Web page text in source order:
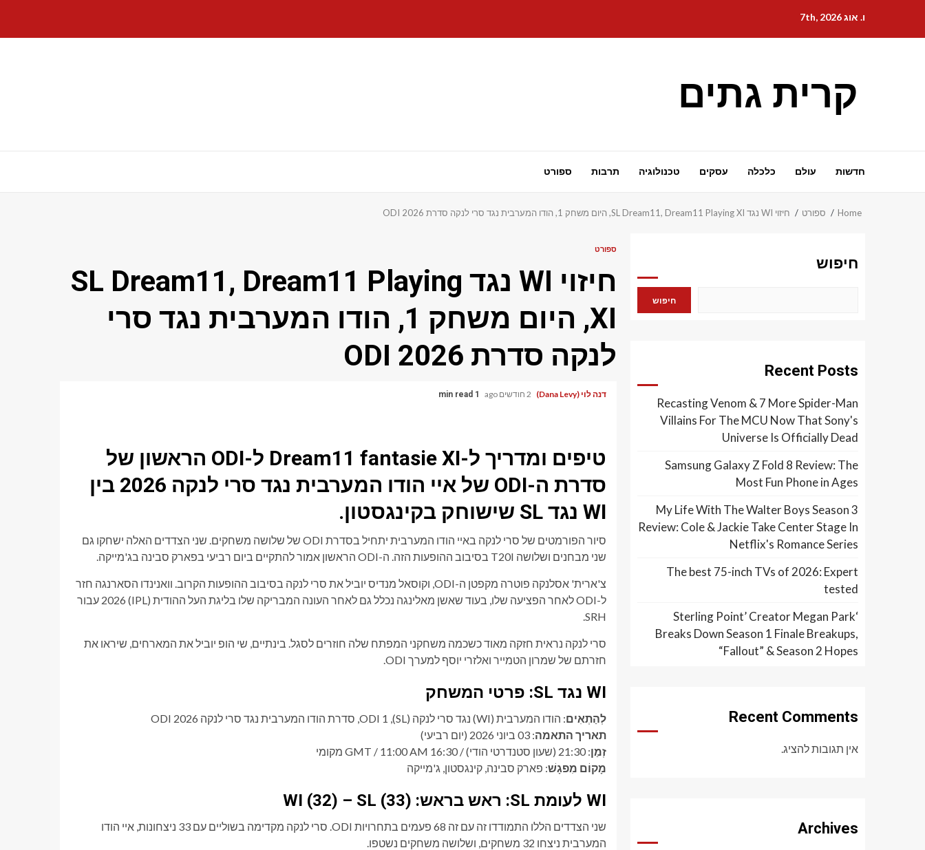
content
ו. אוג 7th, 2026
קרית גתים
חדשות עולם כלכלה עסקים טכנולוגיה תרבות ספורט
Home ספורט חיזוי WI נגד SL Dream11, Dream11 Playing XI, היום משחק 1, הודו המערבית נגד סרי לנקה סדרת ODI 2026
ספורט
חיזוי WI נגד SL Dream11, Dream11 Playing
XI, היום משחק 1, הודו המערבית נגד סרי
לנקה סדרת ODI 2026
דנה לוי (Dana Levy) 2 חודשים ago 1 min read
טיפים ומדריך ל-Dream11 fantasie XI ל-ODI הראשון של
סדרת ה-ODI של איי הודו המערבית נגד סרי לנקה 2026 בין
WI נגד SL שישוחק בקינגסטון.
סיור הפורמטים של סרי לנקה באיי הודו המערבית יתחיל בסדרת ODI של שלושה משחקים. שני הצדדים האלה ישחקו גם
שני מבחנים ושלושה T20I בסיבוב ההופעות הזה. ה-ODI הראשון אמור להתקיים ביום רביעי בפארק סבינה בג'מייקה.
צ'ארית' אסלנקה פוטרה מקפטן ה-ODI, וקוסאל מנדיס יוביל את סרי לנקה בסיבוב ההופעות הקרוב. וואנינדו הסארנגה חזר
ל-ODI לאחר הפציעה שלו, בעוד שאשן מאלינגה נכלל גם לאחר העונה המבריקה שלו בליגת העל ההודית (IPL) 2026 עבור
SRH.
סרי לנקה נראית חזקה מאוד כשכמה משחקני המפתח שלה חוזרים לסגל. בינתיים, שי הופ יוביל את המארחים, שיראו את
חזרתם של שמרון הטמייר ואלזרי יוסף למערך ODI.
WI נגד SL: פרטי המשחק
לְהַתְאִים: הודו המערבית (WI) נגד סרי לנקה (SL), ODI 1, סדרת הודו המערבית נגד סרי לנקה ODI 2026
תאריך התאמה: 03 ביוני 2026 (יום רביעי)
זְמַן: 21:30 (שעון סטנדרטי הודי) / 16:30 GMT / 11:00 AM מקומי
מָקוֹם מִפגָשׁ: פארק סבינה, קינגסטון, ג'מייקה
WI לעומת SL: ראש בראש: WI (32) – SL (33)
שני הצדדים הללו התמודדו זה עם זה 68 פעמים בתחרויות ODI. סרי לנקה מקדימה בשוליים עם 33 ניצחונות, איי הודו
המערבית ניצחו 32 משחקים, ושלושה משחקים נשטפו.
חיפוש
חיפוש
Recent Posts
Recasting Venom & 7 More Spider-Man
Villains For The MCU Now That Sony's
Universe Is Officially Dead
Samsung Galaxy Z Fold 8 Review: The
Most Fun Phone in Ages
My Life With The Walter Boys Season 3
Review: Cole & Jackie Take Center Stage In
Netflix's Romance Series
The best 75-inch TVs of 2026: Expert
tested
‘Sterling Point’ Creator Megan Park
Breaks Down Season 1 Finale Breakups,
“Fallout” & Season 2 Hopes
Recent Comments
אין תגובות להציג.
Archives